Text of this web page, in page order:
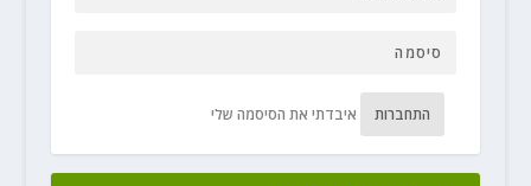
התחברות איבדתי את הסיסמה שלי